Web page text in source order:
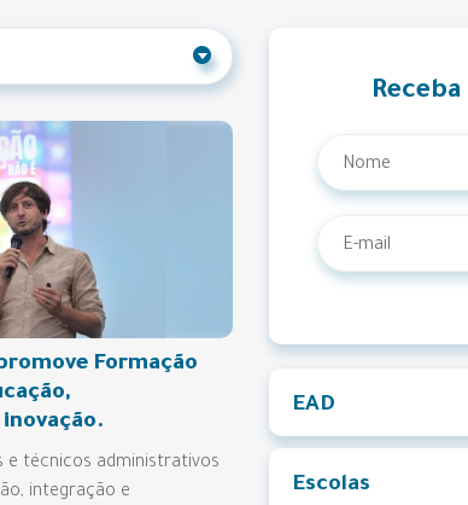
Formação
e técnicos administrativos
integração e
Receba
EAD
Escolas